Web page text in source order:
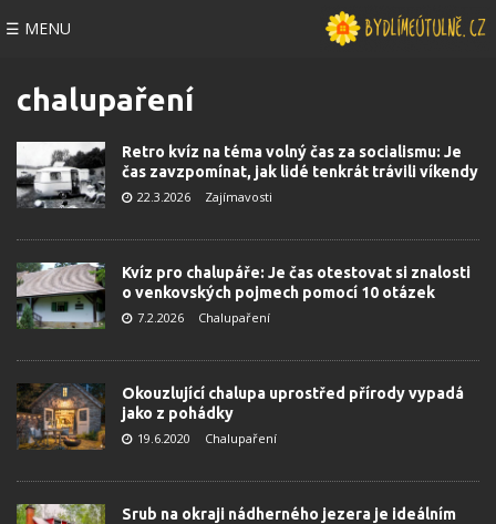
☰ MENU
chalupaření
Retro kvíz na téma volný čas za socialismu: Je
čas zavzpomínat, jak lidé tenkrát trávili víkendy
22.3.2026 Zajímavosti
Kvíz pro chalupáře: Je čas otestovat si znalosti
o venkovských pojmech pomocí 10 otázek
7.2.2026 Chalupaření
Okouzlující chalupa uprostřed přírody vypadá
jako z pohádky
19.6.2020 Chalupaření
Srub na okraji nádherného jezera je ideálním